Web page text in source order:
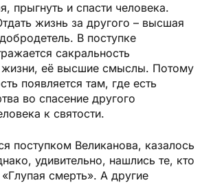
прыгнуть и спасти человека.
жизнь за другого – высшая
В поступке
сакральность
жизни, её высшие смыслы. Потому
появляется там, где есть
во спасение другого
к святости.
поступком Великанова, казалось
удивительно, нашлись те, кто
смерть». А другие